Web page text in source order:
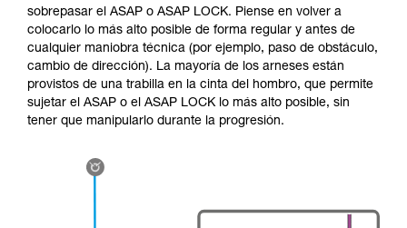
sobrepasar el ASAP o ASAP LOCK. Piense en volver a
colocarlo lo más alto posible de forma regular y antes de
cualquier maniobra técnica (por ejemplo, paso de obstáculo,
cambio de dirección). La mayoría de los arneses están
provistos de una trabilla en la cinta del hombro, que permite
sujetar el ASAP o el ASAP LOCK lo más alto posible, sin
tener que manipularlo durante la progresión.